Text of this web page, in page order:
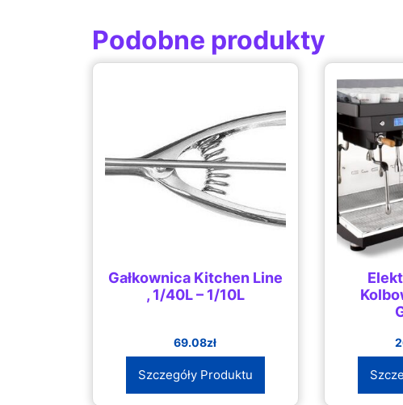
Podobne produkty
Gałkownica Kitchen Line
, 1/40L – 1/10L
69.08zł
Szczegóły Produktu